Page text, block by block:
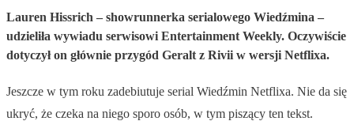
Lauren Hissrich – showrunnerka serialowego Wiedźmina –
udzieliła wywiadu serwisowi Entertainment Weekly. Oczywiście
dotyczył on głównie przygód Geralt z Rivii w wersji Netflixa.
Jeszcze w tym roku zadebiutuje serial Wiedźmin Netflixa. Nie da się
ukryć, że czeka na niego sporo osób, w tym piszący ten tekst.